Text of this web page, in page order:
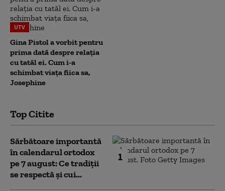
UTV
Gina Pistol a vorbit pentru
prima dată despre relația
cu tatăl ei. Cum i-a
schimbat viața fiica sa,
Josephine
Top Citite
1
Sărbătoare importantă
în calendarul ortodox
pe 7 august: Ce tradiții
se respectă și cui...